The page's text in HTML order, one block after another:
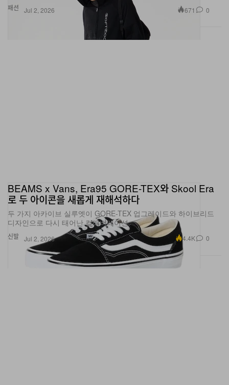
패션 Jul 2, 2026 671 0
신발
BEAMS x Vans, Era95 GORE-TEX와 Skool Era
로 두 아이콘을 새롭게 재해석하다
두 가지 아카이브 실루엣이 GORE-TEX 업그레이드와 하이브리드
디자인으로 다시 태어난 컬래버레이션.
Jul 2, 2026 4.4K 0